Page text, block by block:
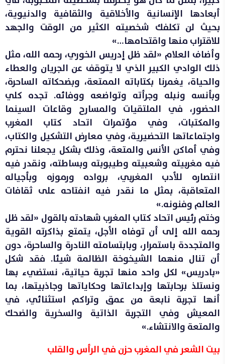
أبعادها الإنسانية والأخلاقية والثقافية والدنيوية،
بحيث لن تكلفك شخصيته الكثير من الوقت والجهد
للاقتراب منها واقتحامها…»
وأضاف العلام «لقد ظل إدريس الخوري، رحمه الله، مثل
ذلك الوادي الكبير الذي لا يتوقف عن الجريان والعطاء
والحياة، يغمرنا بكتاباته الممتعة، وبضحكاته الساحرة،
وبأنسه ونبله وجرأته وتواضعه ووفائه. تجده كلي
الحضور، في الملتقيات والمسارح وقاعات السينما
والمكتبات، وفي مؤتمرات اتحاد كتاب المغرب
واجتماعاتها التحضيرية، وفي معارض التشكيل والكتاب،
وفي أماكن الأنس والمتعة، وذلك بشكل يجعلنا نحترم
فيه مغربيته وشعبيته وطيبوبته وبساطته، ونقدر فيه
انتصاره للأدب المغربي، برواده ورموزه وبأجياله
المتعاقبة، بمثل ما نقدر فيه انفتاحه على ثقافات
العالم وفنونه.»
وختم رئيس اتحاد كتاب المغرب شهادته بالقول «لقد ظل
رحمه الله إلى أن توفاه الأجل، يتمتع بذاكرته القوية
والمتجددة باستمرار، وبابتسامته النادرة والساحرة، دون
أن تنال منهما الشيخوخة الظالمة شيئا. فقد شكل
«بادريس» لكل واحد منها تجربة حياتية، نستضيء بها
ونستلذ برحابتها وإبداعاتها وحكاياتها وجاذبيتها، بما
أنها تجربة نابعة من عمق وتراكم استثنائي، في
المعيش وفي التجربة الذاتية والسخرية والضحك
والمتعة والانتشاء.»
بيت الشعر في المغرب حزن في الرأس والقلب